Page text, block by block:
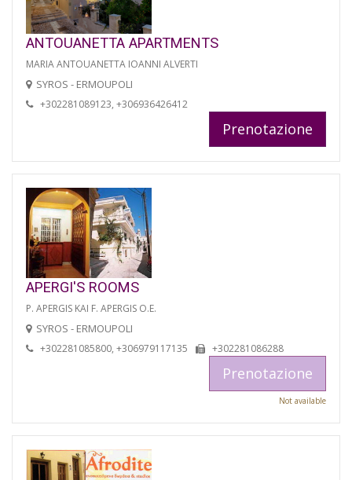
ANTOUANETTA APARTMENTS
MARIA ANTOUANETTA IOANNI ALVERTI
SYROS - ERMOUPOLI
+302281089123, +306936426412
Prenotazione
APERGI'S ROOMS
P. APERGIS KAI F. APERGIS O.E.
SYROS - ERMOUPOLI
+302281085800, +306979117135 +302281086288
Prenotazione
Not available